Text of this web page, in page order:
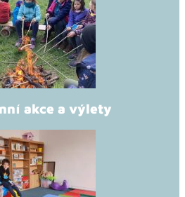
akce a výlety